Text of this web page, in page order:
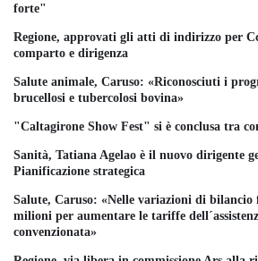
forte"
Regione, approvati gli atti di indirizzo per
comparto e dirigenza
Salute animale, Caruso: «Riconosciuti i
brucellosi e tubercolosi bovina»
"Caltagirone Show Fest" si è conclusa tra
Sanità, Tatiana Agelao è il nuovo dirigente
Pianificazione strategica
Salute, Caruso: «Nelle variazioni di bilancio
milioni per aumentare le tariffe
convenzionata»